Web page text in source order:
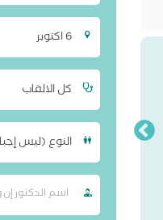
6 اكتوبر
كل الالقاب
النوع (ليس